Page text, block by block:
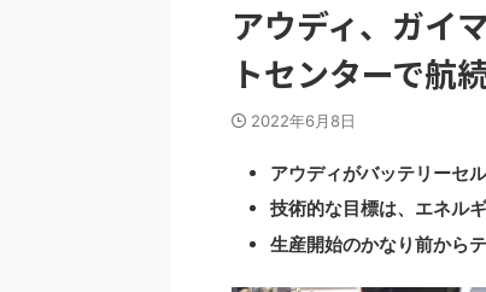
アウディ、ガイ
トセンターで航
2022年6月8日
アウディがバッテリーセ
技術的な目標は、エネル
生産開始のかなり前から